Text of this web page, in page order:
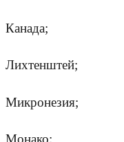
Канада;
Лихтенштей;
Микронезия;
Монако;